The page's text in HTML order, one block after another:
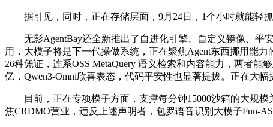
据引见，同时，正在存储层面，9月24日，1个小时就能轻抓
无影AgentBay还全新推出了自进化引擎、自定义镜像、平安
用，大模子将是下一代操做系统，正在聚焦Agent东西挪用能
26种凭证，连系OSS MetaQuery 语义检索和内容能力，两者
亿，Qwen3-Omni欣喜表态，代码平安性也显著提拔。正在大幅
目前，正在专项模子方面，支撑每分钟15000沙箱的大规模
焦CRDMO营业，违反上述声明者，包罗语音识别大模子Fun-